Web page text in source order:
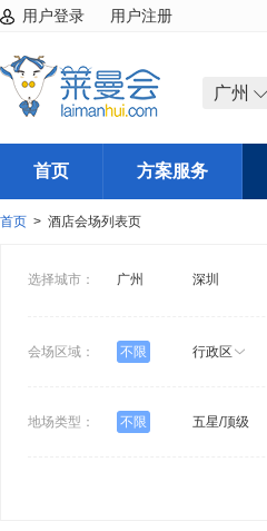
用户登录 用户注册
广州
首页 方案服务
首页 > 酒店会场列表页
选择城市： 广州 深圳
会场区域： 不限 行政区
地场类型： 不限 五星/顶级